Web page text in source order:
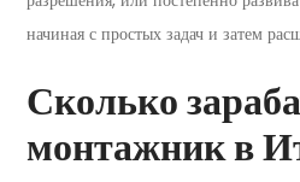
начиная с простых задач и затем
Сколько
монтажник в